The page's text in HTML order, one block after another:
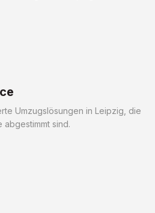
Umzugslösungen in Leipzig, die
abgestimmt sind.